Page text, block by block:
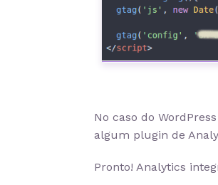
No caso do
algum plugin de
Pronto! Analytics